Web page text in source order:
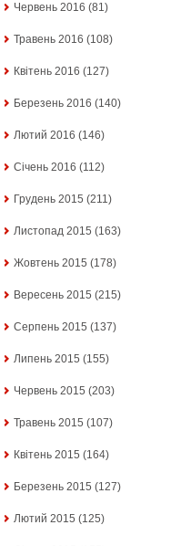
Червень 2016 (81)
Травень 2016 (108)
Квітень 2016 (127)
Березень 2016 (140)
Лютий 2016 (146)
Січень 2016 (112)
Грудень 2015 (211)
Листопад 2015 (163)
Жовтень 2015 (178)
Вересень 2015 (215)
Серпень 2015 (137)
Липень 2015 (155)
Червень 2015 (203)
Травень 2015 (107)
Квітень 2015 (164)
Березень 2015 (127)
Лютий 2015 (125)